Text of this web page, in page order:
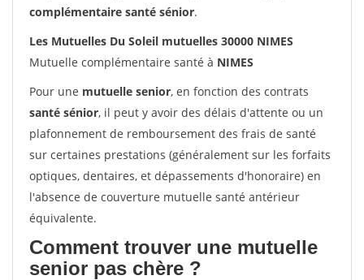
complémentaire santé sénior.
Les Mutuelles Du Soleil mutuelles 30000 NIMES
Mutuelle complémentaire santé à NIMES
Pour une mutuelle senior, en fonction des contrats
santé sénior, il peut y avoir des délais d'attente ou un
plafonnement de remboursement des frais de santé
sur certaines prestations (généralement sur les forfaits
optiques, dentaires, et dépassements d'honoraire) en
l'absence de couverture mutuelle santé antérieur
équivalente.
Comment trouver une mutuelle
senior pas chère ?